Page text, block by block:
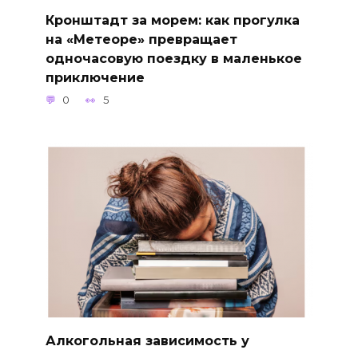
Кронштадт за морем: как прогулка
на «Метеоре» превращает
одночасовую поездку в маленькое
приключение
0 5
Алкогольная зависимость у